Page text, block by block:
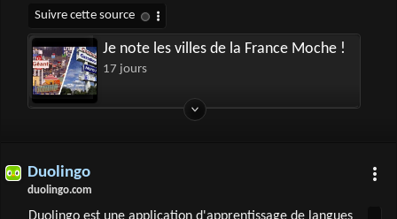
Je note les villes de la France Moche !
17 jours
Duolingo
duolingo.com